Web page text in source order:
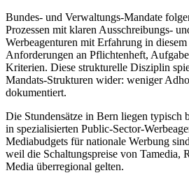
Bundes- und Verwaltungs-Mandate
Prozessen mit klaren Ausschreibungs-
Werbeagenturen mit Erfahrung in
Anforderungen an Pflichtenheft,
Kriterien. Diese strukturelle Disziplin
Mandats-Strukturen wider: weniger
dokumentiert.
Die Stundensätze in Bern liegen typisch
in spezialisierten Public-Sector-
Mediabudgets für nationale Werbung
weil die Schaltungspreise von Tamedia,
Media überregional gelten.